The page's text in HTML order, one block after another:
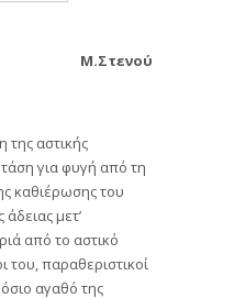
Μ.Στενού
αστικής
τάση για φυγή από τη
καθιέρωσης του
μετ’
από το αστικό
παραθεριστικοί
αγαθό της